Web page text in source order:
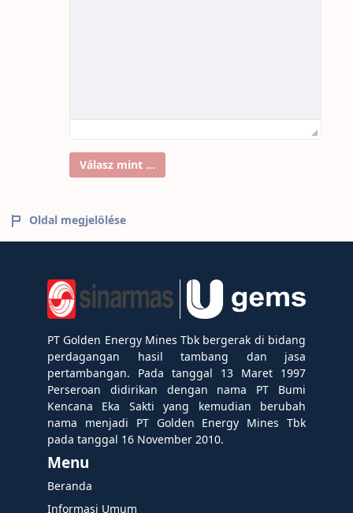
Válasz mint ...
Oldal megjelölése
PT Golden Energy Mines Tbk bergerak di bidang
perdagangan hasil tambang dan jasa
pertambangan. Pada tanggal 13 Maret 1997
Perseroan didirikan dengan nama PT Bumi
Kencana Eka Sakti yang kemudian berubah
nama menjadi PT Golden Energy Mines Tbk
pada tanggal 16 November 2010.
Menu
Beranda
Informasi Umum